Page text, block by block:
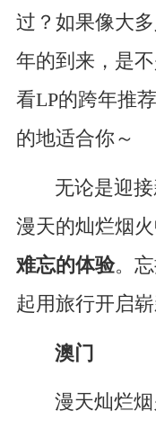
过？如果像大
年的到来，是
看LP的跨年推
的地适合你～
无论是迎
漫天的灿烂烟
难忘的体验。
起用旅行开启
澳门
漫天灿烂